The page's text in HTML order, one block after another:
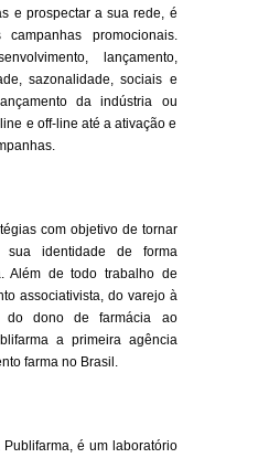
e prospectar a sua rede, é
promocionais.
lançamento,
sazonalidade, sociais e
da indústria ou
e off-line até a ativação e
com objetivo de tornar
sua identidade de forma
Além de todo trabalho de
associativista, do varejo à
do dono de farmácia ao
a primeira agência
farma no Brasil.
é um laboratório